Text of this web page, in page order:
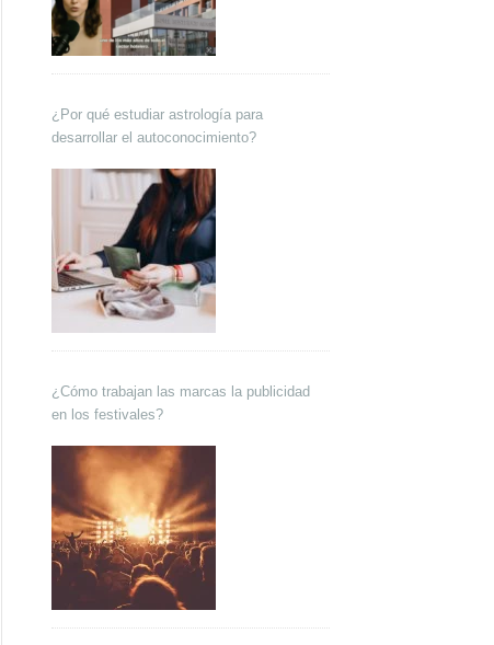
¿Por qué estudiar astrología para
desarrollar el autoconocimiento?
¿Cómo trabajan las marcas la publicidad
en los festivales?